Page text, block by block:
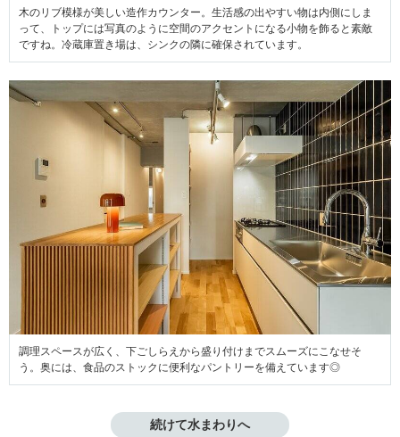
木のリブ模様が美しい造作カウンター。生活感の出やすい物は内側にしま
って、トップには写真のように空間のアクセントになる小物を飾ると素敵
ですね。冷蔵庫置き場は、シンクの隣に確保されています。
調理スペースが広く、下ごしらえから盛り付けまでスムーズにこなせそ
う。奥には、食品のストックに便利なパントリーを備えています◎
続けて水まわりへ